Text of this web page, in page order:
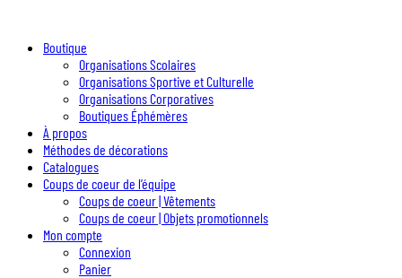
Boutique
Organisations Scolaires
Organisations Sportive et Culturelle
Organisations Corporatives
Boutiques Éphémères
À propos
Méthodes de décorations
Catalogues
Coups de coeur de l’équipe
Coups de coeur | Vêtements
Coups de coeur | Objets promotionnels
Mon compte
Connexion
Panier